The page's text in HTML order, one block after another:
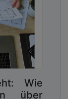
Echtzeit-
und
Um dem
im
wurden
Wie
über